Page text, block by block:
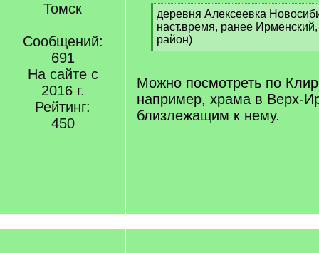
Томск
Сообщений:
691
На сайте с
2016 г.
Рейтинг:
450
[
q
]
деревня Алексеевка
наст.время, ранее
район)
[
q
]
Можно посмотреть по
например, храма в Верх-
близлежащим к нему.